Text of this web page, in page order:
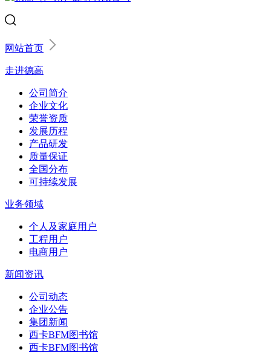
网站首页
走进德高
公司简介
企业文化
荣誉资质
发展历程
产品研发
质量保证
全国分布
可持续发展
业务领域
个人及家庭用户
工程用户
电商用户
新闻资讯
公司动态
企业公告
集团新闻
西卡BFM图书馆
西卡BFM图书馆